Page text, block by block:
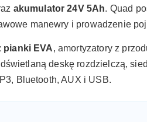
akumulator 24V 5Ah. Quad
manewry i prowadzenie
pianki EVA, amortyzatory z
deskę rozdzielczą,
Bluetooth, AUX i USB.